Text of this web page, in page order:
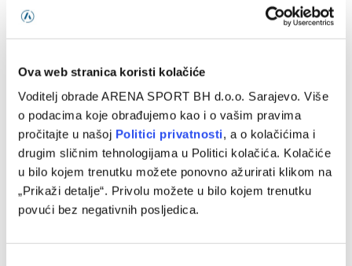
Ova web stranica koristi kolačiće
Voditelj obrade ARENA SPORT BH d.o.o. Sarajevo. Više
o podacima koje obrađujemo kao i o vašim pravima
pročitajte u našoj Politici privatnosti, a o kolačićima i
drugim sličnim tehnologijama u Politici kolačića. Kolačiće
u bilo kojem trenutku možete ponovno ažurirati klikom na
„Prikaži detalje“. Privolu možete u bilo kojem trenutku
povući bez negativnih posljedica.
postigli dogovor o nastavku saradnje